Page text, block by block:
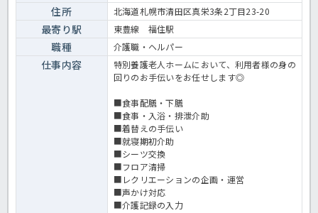
住所 北海道札幌市清田区真栄3条2丁目23-20
最寄り駅 東豊線 福住駅
職種 介護職・ヘルパー
仕事内容
特別養護老人ホームにおいて、利用者様の身の
回りのお手伝いをお任せします◎
■食事配膳・下膳
■食事・入浴・排泄介助
■着替えの手伝い
■就寝期初介助
■シーツ交換
■フロア清掃
■レクリエーションの企画・運営
■声かけ対応
■介護記録の入力